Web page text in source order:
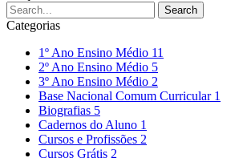
Categorias
1º Ano Ensino Médio 11
2º Ano Ensino Médio 5
3º Ano Ensino Médio 2
Base Nacional Comum Curricular 1
Biografias 5
Cadernos do Aluno 1
Cursos e Profissões 2
Cursos Grátis 2